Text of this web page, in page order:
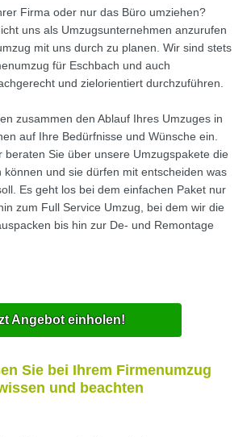
Firma oder nur das Büro umziehen?
uns als Umzugsunternehmen anzurufen
mit uns durch zu planen. Wir sind stets
für Eschbach und auch
und zielorientiert durchzuführen.
zusammen den Ablauf Ihres Umzuges in
auf Ihre Bedürfnisse und Wünsche ein.
beraten Sie über unsere Umzugspakete die
können und sie dürfen mit entscheiden was
Es geht los bei dem einfachen Paket nur
zum Full Service Umzug, bei dem wir die
bis hin zur De- und Remontage
Angebot einholen!
Sie bei Ihrem Firmenumzug
und beachten